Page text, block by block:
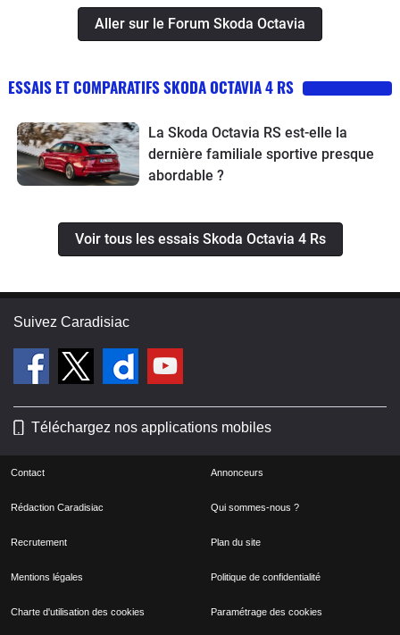
Aller sur le Forum Skoda Octavia
ESSAIS ET COMPARATIFS SKODA OCTAVIA 4 RS
La Skoda Octavia RS est-elle la
dernière familiale sportive presque
abordable ?
Voir tous les essais Skoda Octavia 4 Rs
Suivez Caradisiac
Téléchargez nos applications mobiles
Contact Annonceurs
Rédaction Caradisiac Qui sommes-nous ?
Recrutement Plan du site
Mentions légales Politique de confidentialité
Charte d'utilisation des cookies Paramétrage des cookies